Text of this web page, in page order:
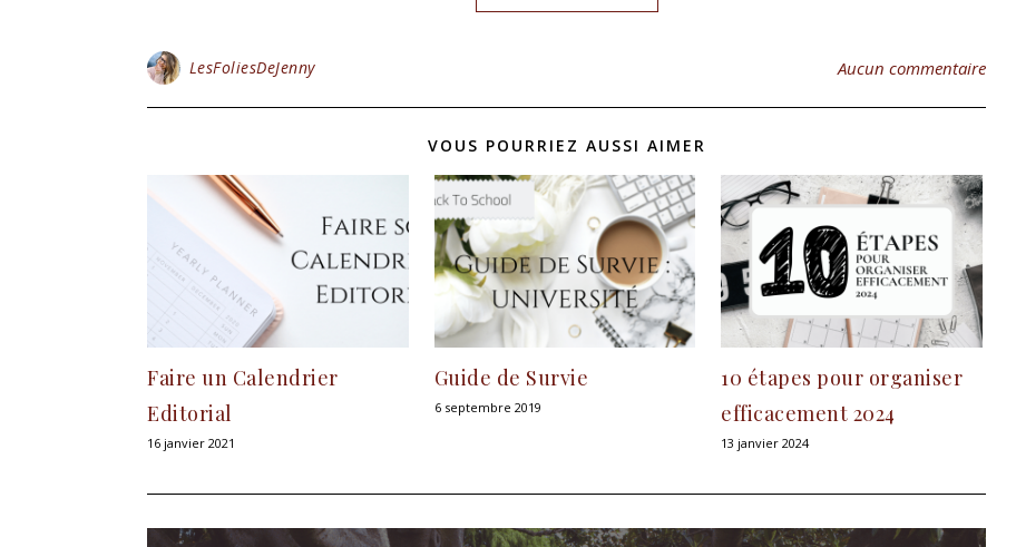
LesFoliesDeJenny Aucun commentaire
VOUS POURRIEZ AUSSI AIMER
Faire un Calendrier
Editorial
16 janvier 2021
Guide de Survie
6 septembre 2019
10 étapes pour organiser
efficacement 2024
13 janvier 2024